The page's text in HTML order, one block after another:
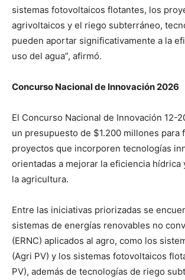
sistemas fotovoltaicos flotantes, los
agrivoltaicos y el riego subterráneo,
pueden aportar significativamente a la
uso del agua”, afirmó.
Concurso Nacional de Innovación 2026
El Concurso Nacional de Innovación 12-
un presupuesto de $1.200 millones para
proyectos que incorporen tecnologías
orientadas a mejorar la eficiencia hídrica
la agricultura.
Entre las iniciativas priorizadas se
sistemas de energías renovables no
(ERNC) aplicados al agro, como los
(Agri PV) y los sistemas fotovoltaicos
PV), además de tecnologías de riego